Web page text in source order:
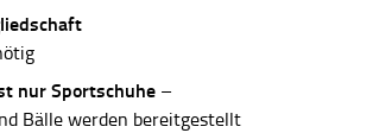
nur Sportschuhe –
Bälle werden bereitgestellt